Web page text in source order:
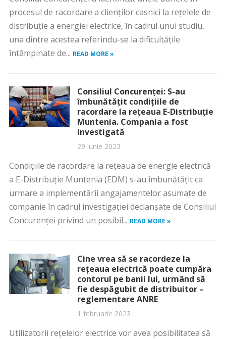
procesul de racordare a clienţilor casnici la reţelele de
distribuţie a energiei electrice, în cadrul unui studiu,
una dintre acestea referindu-se la dificultăţile
întâmpinate de... READ MORE »
Consiliul Concurenței: S-au
îmbunătățit condițiile de
racordare la rețeaua E-Distribuție
Muntenia. Compania a fost
investigată
29 iunie 2023
Condițiile de racordare la rețeaua de energie electrică
a E-Distribuție Muntenia (EDM) s-au îmbunătățit ca
urmare a implementării angajamentelor asumate de
companie în cadrul investigației declanșate de Consiliul
Concurenței privind un posibil... READ MORE »
Cine vrea să se racordeze la
rețeaua electrică poate cumpăra
contorul pe banii lui, urmând să
fie despăgubit de distribuitor –
reglementare ANRE
1 februarie 2023
Utilizatorii reţelelor electrice vor avea posibilitatea să